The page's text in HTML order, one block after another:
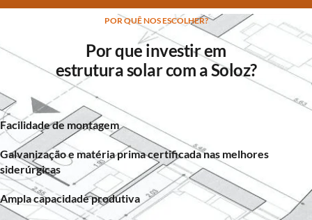
POR QUÊ NOS ESCOLHER?
Por que investir em
estrutura solar com a Soloz?
Facilidade de montagem
Galvanização e matéria prima certificada nas melhores
siderúrgicas
Ampla capacidade produtiva